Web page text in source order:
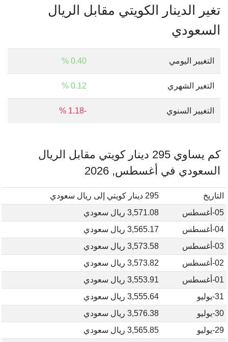
تغير الدينار الكويتي مقابل الريال
السعودي
التغيير اليومي 0.40 %
التغير الشهري 0.12 %
التغيير السنوي -1.18 %
كم يساوي 295 دينار كويتي مقابل الريال
السعودي في أغسطس, 2026
التاريخ
295 دينار كويتي إلى ريال سعودي
05-أغسطس
3,571.08 ريال سعودي
04-أغسطس
3,565.17 ريال سعودي
03-أغسطس
3,573.58 ريال سعودي
02-أغسطس
3,573.82 ريال سعودي
01-أغسطس
3,553.91 ريال سعودي
31-يوليو
3,555.64 ريال سعودي
30-يوليو
3,576.38 ريال سعودي
29-يوليو
3,565.85 ريال سعودي